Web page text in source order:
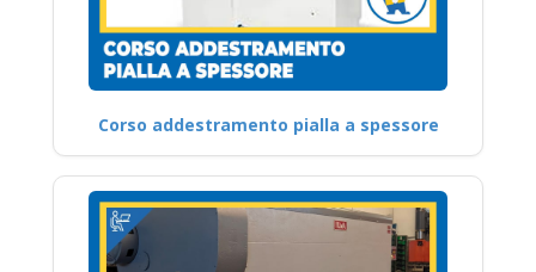
Corso addestramento pialla a spessore